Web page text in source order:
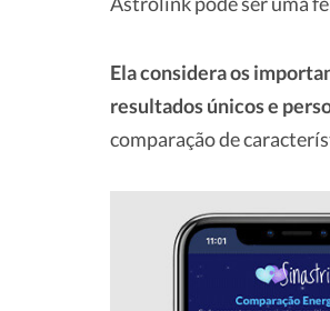
Ela considera os
resultados únicos e
comparação de